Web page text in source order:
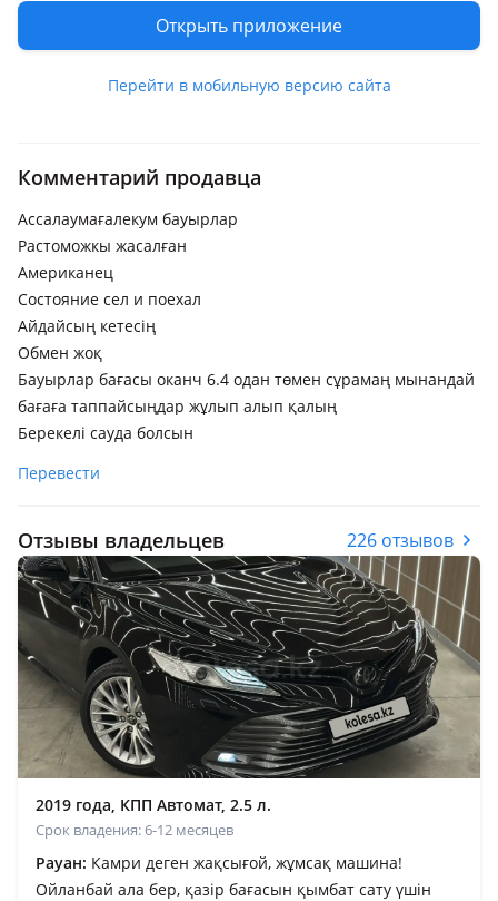
Открыть приложение
Перейти в мобильную версию сайта
Цвет
Растаможен в Казахстане
Да
Комментарий продавца
Ассалаумағалекум бауырлар
Растоможкы жасалған
Американец
Состояние сел и поехал
Айдайсың кетесің
Обмен жоқ
Бауырлар бағасы оканч 6.4 одан төмен сұрамаң мынандай
бағаға таппайсыңдар жұлып алып қалың
Берекелі сауда болсын
Перевести
Отзывы владельцев 226 отзывов
2019 года, КПП Автомат, 2.5 л.
Срок владения: 6-12 месяцев
Рауан: Камри деген жақсығой, жұмсақ машина!
Ойланбай ала бер, қазір бағасын қымбат сату үшін